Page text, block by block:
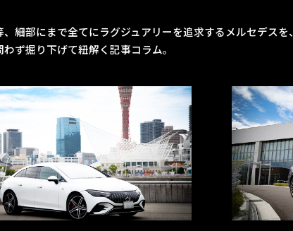
細部にまで全てにラグジュアリーを追求するメルセデスを、
わず掘り下げて紐解く記事コラム。